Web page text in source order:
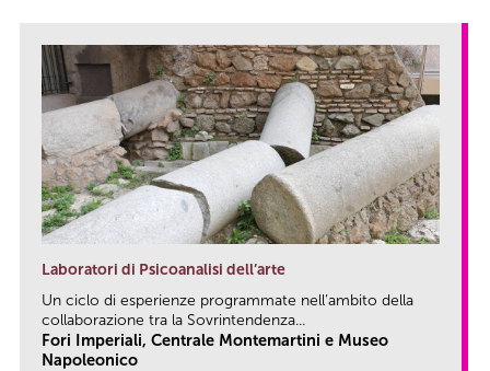
Laboratori di Psicoanalisi dell’arte
Un ciclo di esperienze programmate nell’ambito della
collaborazione tra la Sovrintendenza...
Fori Imperiali, Centrale Montemartini e Museo
Napoleonico